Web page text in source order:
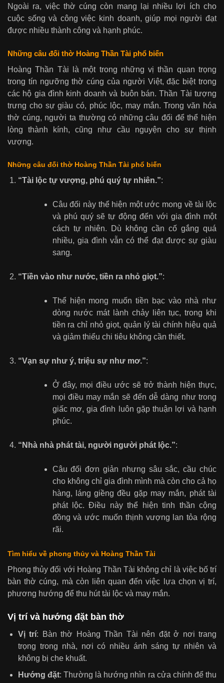
Ngoài ra, việc thờ cúng còn mang lại nhiều lợi ích cho
cuộc sống và công việc kinh doanh, giúp mọi người đạt
được nhiều thành công và hạnh phúc.
Những câu đối thờ Hoàng Thần Tài phổ biến
Hoàng Thần Tài là một trong những vị thần quan trọng
trong tín ngưỡng thờ cúng của người Việt, đặc biệt trong
các hộ gia đình kinh doanh và buôn bán. Thần Tài tượng
trưng cho sự giàu có, phúc lộc, may mắn. Trong văn hóa
thờ cúng, người ta thường có những câu đối để thể hiện
lòng thành kính, cũng như cầu nguyện cho sự thịnh
vượng.
Những câu đối thờ Hoàng Thần Tài phổ biến
“Tài lộc tự vượng, phú quý tự nhiên.”:
Câu đối này thể hiện một ước mong về tài lộc
và phú quý sẽ tự động đến với gia đình một
cách tự nhiên. Dù không cần cố gắng quá
nhiều, gia đình vẫn có thể đạt được sự giàu
sang.
“Tiền vào như nước, tiền ra nhỏ giọt.”:
Thể hiện mong muốn tiền bạc vào nhà như
dòng nước mát lành chảy liên tục, trong khi
tiền ra chỉ nhỏ giọt, quản lý tài chính hiệu quả
và giảm thiểu chi tiêu không cần thiết.
“Vạn sự như ý, triệu sự như mơ.”:
Ở đây, mọi điều ước sẽ trở thành hiện thực,
mọi điều may mắn sẽ đến dễ dàng như trong
giấc mơ, gia đình luôn gặp thuận lợi và hạnh
phúc.
“Nhà nhà phát tài, người người phát lộc.”:
Câu đối đơn giản nhưng sâu sắc, cầu chúc
cho không chỉ gia đình mình mà còn cho cả họ
hàng, láng giềng đều gặp may mắn, phát tài
phát lộc. Điều này thể hiện tinh thần cộng
đồng và ước muốn thịnh vượng lan tỏa rộng
rãi.
Tìm hiểu về phong thủy và Hoàng Thần Tài
Phong thủy đối với Hoàng Thần Tài không chỉ là việc bố trí
bàn thờ cúng, mà còn liên quan đến việc lựa chọn vị trí,
phương hướng để thu hút tài lộc và may mắn.
Vị trí và hướng đặt bàn thờ
Vị trí: Bàn thờ Hoàng Thần Tài nên đặt ở nơi trang
trọng trong nhà, nơi có nhiều ánh sáng tự nhiên và
không bị che khuất.
Hướng đặt: Thường là hướng nhìn ra cửa chính để thu